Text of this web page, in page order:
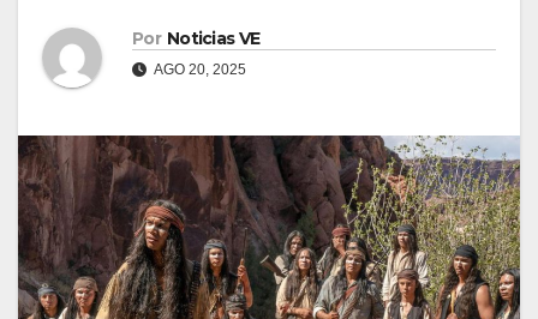
Por Noticias VE
AGO 20, 2025